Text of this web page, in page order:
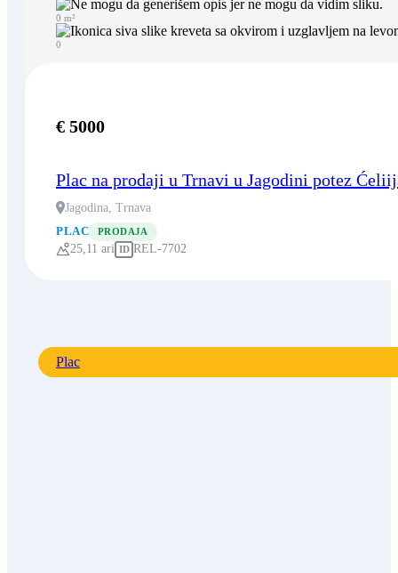
0 m²
0
€ 5000
Plac na prodaji u Trnavi u Jagodini potez
Jagodina, Trnava
PLAC
PRODAJA
25,11 ari ID REL-7702
Plac